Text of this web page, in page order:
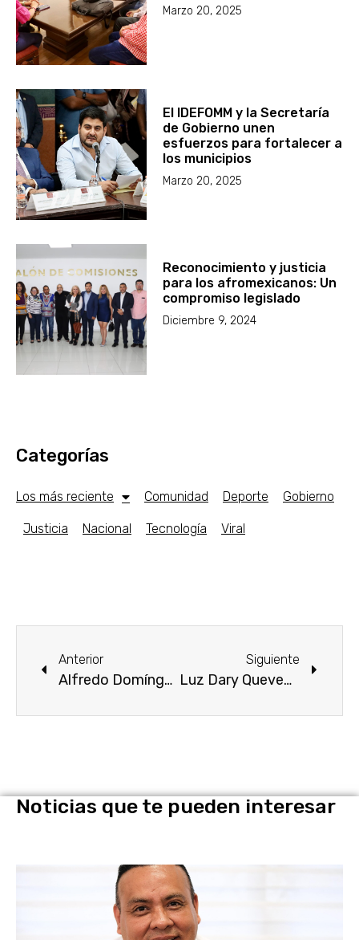
Marzo 20, 2025
El IDEFOMM y la Secretaría
de Gobierno unen
esfuerzos para fortalecer a
los municipios
Marzo 20, 2025
Reconocimiento y justicia
para los afromexicanos: Un
compromiso legislado
Diciembre 9, 2024
Categorías
Los más reciente Comunidad Deporte Gobierno
Justicia Nacional Tecnología Viral
Anterior
Alfredo Domínguez Mandujano entrega fertilizante orgánico a productores de Emiliano Zapata y Tlaltizapán
Siguiente
Luz Dary Quevedo Maldonado instala Comisión del Deporte en Morelos y se compromete a apoyar a los atletas
Noticias que te pueden interesar